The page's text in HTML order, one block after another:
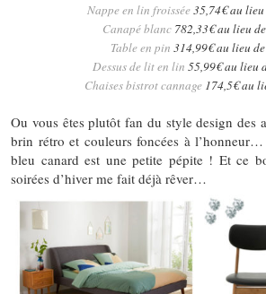
Nappe en lin froissée35,74€ au
Canapé blanc 782,33€ au lieu
Table en pin 314,99€ au lieu
Dessus de lit en lin 55,99€ au lieu
Chaises bistrot cannage 174,5€ au
Ou vous êtes plutôt fan du style design des
brin rétro et couleurs foncées à
bleu canard est une petite pépite ! Et ce
soirées d’hiver me fait déjà rêver…